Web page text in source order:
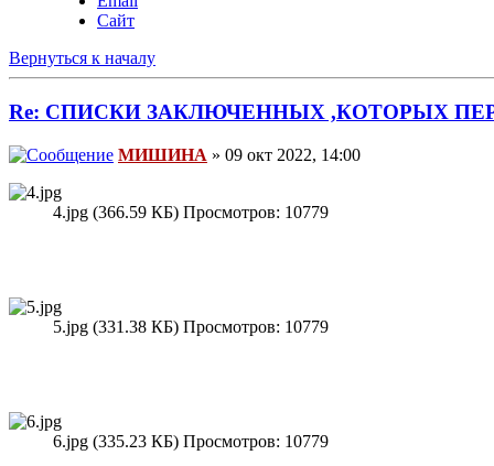
Сайт
Вернуться к началу
Re: СПИСКИ ЗАКЛЮЧЕННЫХ ,КОТОРЫХ
МИШИНА » 09 окт 2022, 14:00
4.jpg (366.59 КБ) Просмотров: 10779
5.jpg (331.38 КБ) Просмотров: 10779
6.jpg (335.23 КБ) Просмотров: 10779